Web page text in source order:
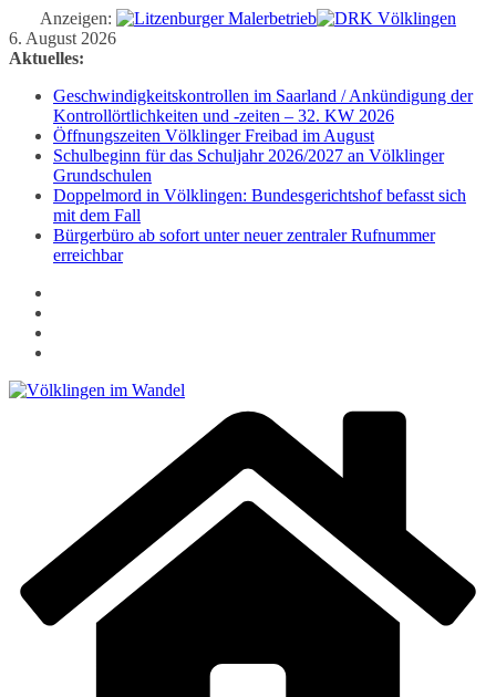
Anzeigen:
Zum
Inhalt
6. August 2026
Aktuelles:
Geschwindigkeitskontrollen im Saarland / Ankündigung der
Kontrollörtlichkeiten und -zeiten – 32. KW 2026
Öffnungszeiten Völklinger Freibad im August
Schulbeginn für das Schuljahr 2026/2027 an Völklinger
Grundschulen
Doppelmord in Völklingen: Bundesgerichtshof befasst sich
mit dem Fall
Bürgerbüro ab sofort unter neuer zentraler Rufnummer
erreichbar